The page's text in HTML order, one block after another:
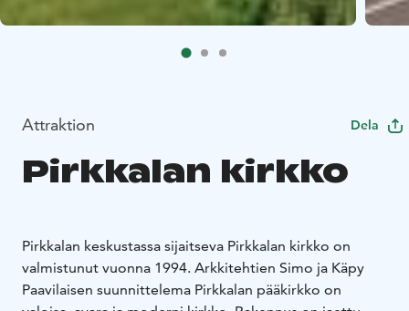
Attraktion Dela
Pirkkalan kirkko
Pirkkalan keskustassa sijaitseva Pirkkalan kirkko on
valmistunut vuonna 1994. Arkkitehtien Simo ja Käpy
Paavilaisen suunnittelema Pirkkalan pääkirkko on